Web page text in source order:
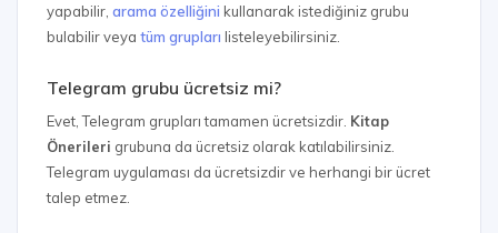
yapabilir, arama özelliğini kullanarak istediğiniz grubu
bulabilir veya tüm grupları listeleyebilirsiniz.
Telegram grubu ücretsiz mi?
Evet, Telegram grupları tamamen ücretsizdir. Kitap
Önerileri grubuna da ücretsiz olarak katılabilirsiniz.
Telegram uygulaması da ücretsizdir ve herhangi bir ücret
talep etmez.